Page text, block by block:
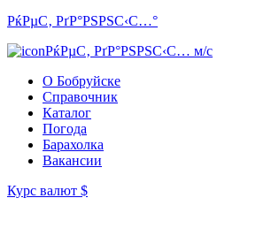
РќРµС‚ РґР°РЅРЅС‹С…°
РќРµС‚ РґР°РЅРЅС‹С… м/с
О Бобруйске
Справочник
Каталог
Погода
Барахолка
Вакансии
Курс валют $